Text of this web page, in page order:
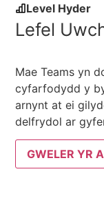
Level Hyder
Lefel
Mae Teams yn
cyfarfodydd y
arnynt at ei
delfrydol ar
GWELER YR